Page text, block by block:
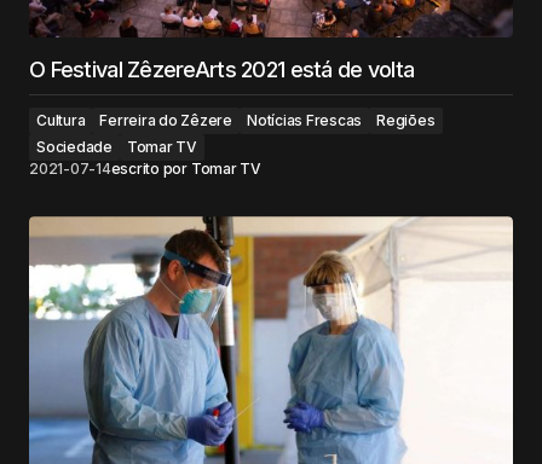
O Festival ZêzereArts 2021 está de volta
Cultura Ferreira do Zêzere Notícias Frescas
Regiões
Sociedade
Tomar TV
2021-07-14escrito por Tomar TV